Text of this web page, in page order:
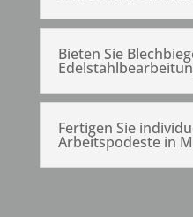
Bieten Sie
Fertigen Sie
Arbeitspodeste in